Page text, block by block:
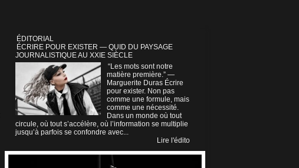
ÉDITORIAL
ÉCRIRE POUR EXISTER — QUID DU PAYSAGE
JOURNALISTIQUE AU XXIE SIÈCLE
“Les mots sont notre
matière première.” —
Marguerite Duras Écrire
pour exister. Non pas
comme une formule, mais
comme une nécessité.
Dans un monde où tout
circule, où tout s’accélère, où l’information se multiplie
jusqu’à parfois se confondre avec...
Lire l'édito